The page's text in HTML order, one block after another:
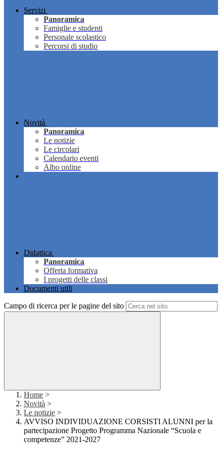
Servizi
Panoramica
Famiglie e studenti
Personale scolastico
Percorsi di studio
Novità
Panoramica
Le notizie
Le circolari
Calendario eventi
Albo online
Didattica
Panoramica
Offerta formativa
I progetti delle classi
Documenti utili
Campo di ricerca per le pagine del sito
Home >
Novità >
Le notizie >
AVVISO INDIVIDUAZIONE CORSISTI ALUNNI per la
partecipazione Progetto Programma Nazionale “Scuola e
competenze” 2021-2027